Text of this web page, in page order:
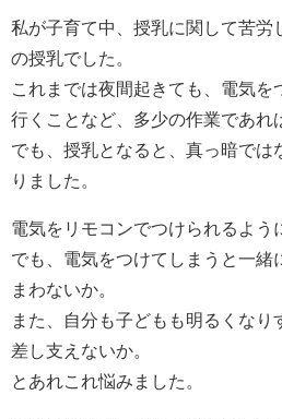
私が子育て中、授乳に関して苦労
の授乳でした。
これまでは夜間起きても、電気を
行くことなど、多少の作業であれ
でも、授乳となると、真っ暗では
りました。
電気をリモコンでつけられるよう
でも、電気をつけてしまうと一緒
まわないか。
また、自分も子どもも明るくなり
差し支えないか。
とあれこれ悩みました。